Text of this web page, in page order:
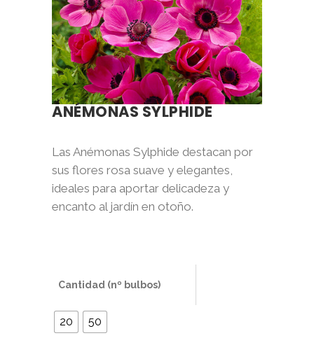
ANÉMONAS SYLPHIDE
Las Anémonas Sylphide destacan por
sus flores rosa suave y elegantes,
ideales para aportar delicadeza y
encanto al jardín en otoño.
Cantidad (nº bulbos)
20 50